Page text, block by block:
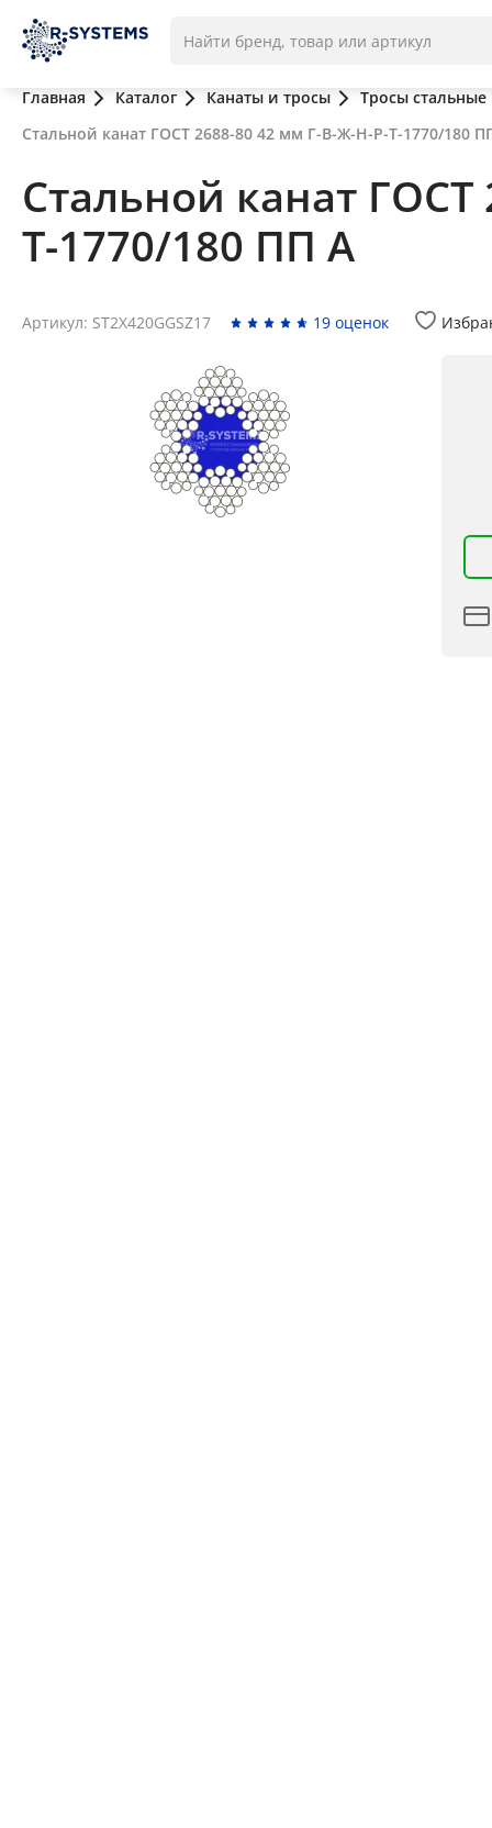
Главная Каталог Канаты и тросы
Тросы стальные
Стальной канат ГОСТ 2688-80 42 мм Г-В-Ж-Н-Р-Т-1770/180
Стальной канат
Т-1770/180 ПП А
Артикул: ST2X420GGSZ17 19 оценок